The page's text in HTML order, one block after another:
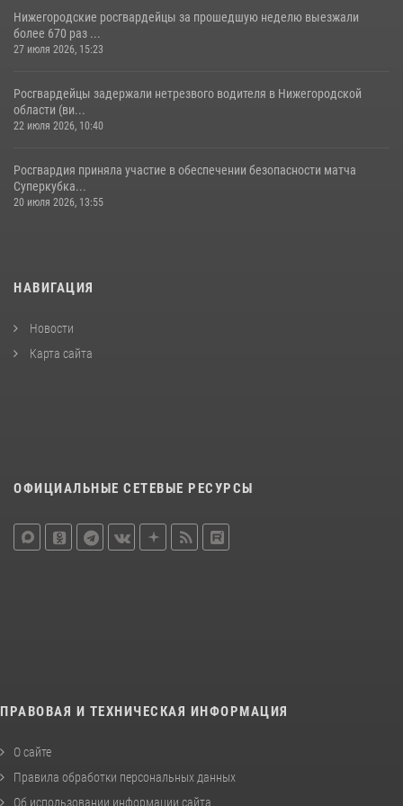
Нижегородские росгвардейцы за прошедшую неделю выезжали
более 670 раз ...
27 июля 2026, 15:23
Росгвардейцы задержали нетрезвого водителя в Нижегородской
области (ви...
22 июля 2026, 10:40
Росгвардия приняла участие в обеспечении безопасности матча
Суперкубка...
20 июля 2026, 13:55
НАВИГАЦИЯ
Новости
Карта сайта
ОФИЦИАЛЬНЫЕ СЕТЕВЫЕ РЕСУРСЫ
ПРАВОВАЯ И ТЕХНИЧЕСКАЯ ИНФОРМАЦИЯ
О сайте
Правила обработки персональных данных
Об использовании информации сайта